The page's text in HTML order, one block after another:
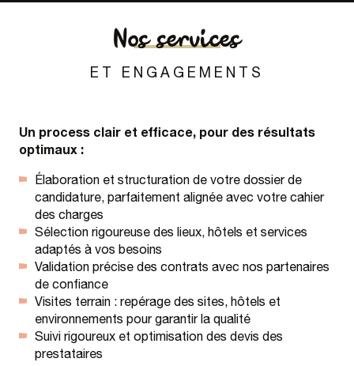
Nos services
ET ENGAGEMENTS
Un process clair et efficace, pour des résultats
optimaux :
Élaboration et structuration de votre dossier de
candidature, parfaitement alignée avec votre cahier
des charges
Sélection rigoureuse des lieux, hôtels et services
adaptés à vos besoins
Validation précise des contrats avec nos partenaires
de confiance
Visites terrain : repérage des sites, hôtels et
environnements pour garantir la qualité
Suivi rigoureux et optimisation des devis des
prestataires